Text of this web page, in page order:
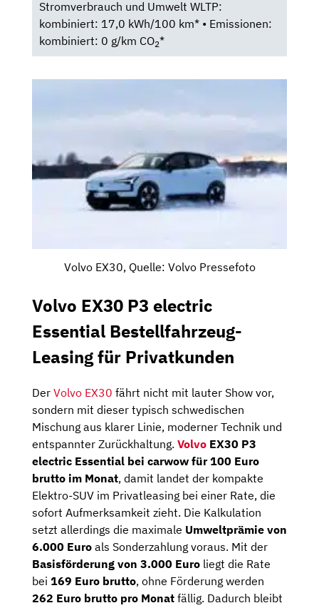
Stromverbrauch und Umwelt WLTP:
kombiniert: 17,0 kWh/100 km* • Emissionen:
kombiniert: 0 g/km CO2*
Volvo EX30, Quelle: Volvo Pressefoto
Volvo EX30 P3 electric
Essential Bestellfahrzeug-
Leasing für Privatkunden
Der Volvo EX30 fährt nicht mit lauter Show vor,
sondern mit dieser typisch schwedischen
Mischung aus klarer Linie, moderner Technik und
entspannter Zurückhaltung. Volvo EX30 P3
electric Essential bei carwow für 100 Euro
brutto im Monat, damit landet der kompakte
Elektro-SUV im Privatleasing bei einer Rate, die
sofort Aufmerksamkeit zieht. Die Kalkulation
setzt allerdings die maximale Umweltprämie von
6.000 Euro als Sonderzahlung voraus. Mit der
Basisförderung von 3.000 Euro liegt die Rate
bei 169 Euro brutto, ohne Förderung werden
262 Euro brutto pro Monat fällig. Dadurch bleibt